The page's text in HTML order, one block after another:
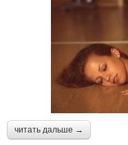
читать дальше →